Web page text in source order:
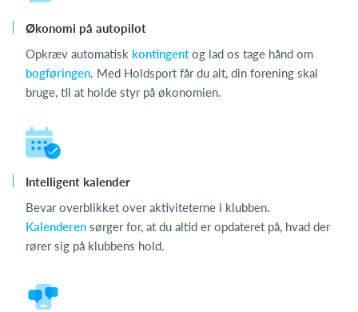
Økonomi på autopilot
Opkræv automatisk kontingentog lad os tage hånd om
bogføringen. Med Holdsport får du alt, din forening skal
bruge, til at holde styr på økonomien.
Intelligent kalender
Bevar overblikket over aktiviteterne i klubben.
Kalenderen sørger for, at du altid er opdateret på, hvad der
rører sig på klubbens hold.